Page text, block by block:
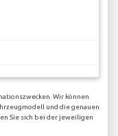
Wir können
und die genauen
Sie sich bei der jeweiligen